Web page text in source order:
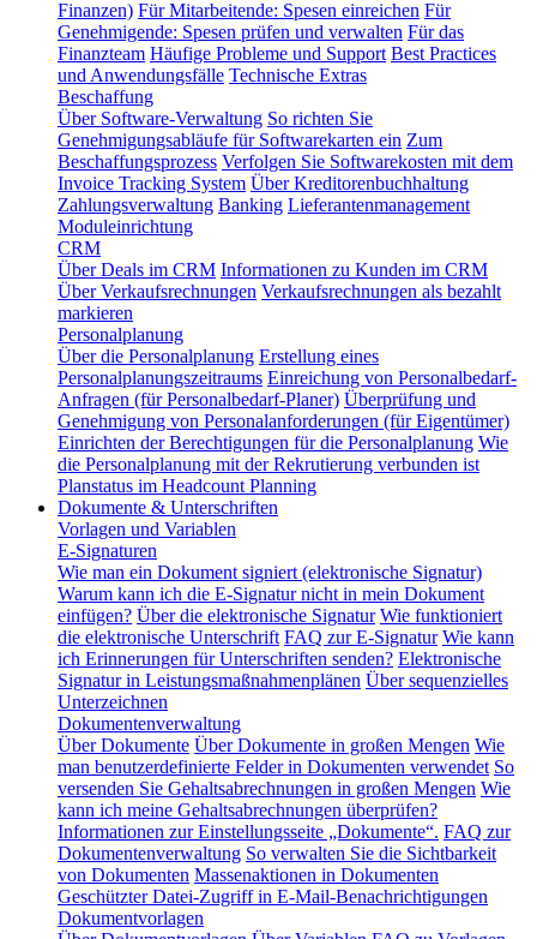
Finanzen) Für Mitarbeitende: Spesen einreichen Für
Genehmigende: Spesen prüfen und verwalten Für das
Finanzteam Häufige Probleme und Support Best Practices
und Anwendungsfälle Technische Extras
Beschaffung
Über Software-Verwaltung So richten Sie
Genehmigungsabläufe für Softwarekarten ein Zum
Beschaffungsprozess Verfolgen Sie Softwarekosten mit dem
Invoice Tracking System Über Kreditorenbuchhaltung
Zahlungsverwaltung Banking Lieferantenmanagement
Moduleinrichtung
CRM
Über Deals im CRM Informationen zu Kunden im CRM
Über Verkaufsrechnungen Verkaufsrechnungen als bezahlt
markieren
Personalplanung
Über die Personalplanung Erstellung eines
Personalplanungszeitraums Einreichung von Personalbedarf-
Anfragen (für Personalbedarf-Planer) Überprüfung und
Genehmigung von Personalanforderungen (für Eigentümer)
Einrichten der Berechtigungen für die Personalplanung Wie
die Personalplanung mit der Rekrutierung verbunden ist
Planstatus im Headcount Planning
Dokumente & Unterschriften
Vorlagen und Variablen
E-Signaturen
Wie man ein Dokument signiert (elektronische Signatur)
Warum kann ich die E-Signatur nicht in mein Dokument
einfügen? Über die elektronische Signatur Wie funktioniert
die elektronische Unterschrift FAQ zur E-Signatur Wie kann
ich Erinnerungen für Unterschriften senden? Elektronische
Signatur in Leistungsmaßnahmenplänen Über sequenzielles
Unterzeichnen
Dokumentenverwaltung
Über Dokumente Über Dokumente in großen Mengen Wie
man benutzerdefinierte Felder in Dokumenten verwendet So
versenden Sie Gehaltsabrechnungen in großen Mengen Wie
kann ich meine Gehaltsabrechnungen überprüfen?
Informationen zur Einstellungsseite „Dokumente“. FAQ zur
Dokumentenverwaltung So verwalten Sie die Sichtbarkeit
von Dokumenten Massenaktionen in Dokumenten
Geschützter Datei-Zugriff in E-Mail-Benachrichtigungen
Dokumentvorlagen